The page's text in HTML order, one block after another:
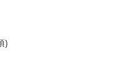
)